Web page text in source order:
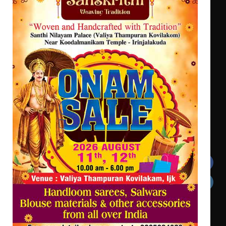
ട്യുണീഷ്യൻ ചിത്രം ” ദി വോയിസ്
ഓഫ് ഹിന്ദ് റജബ് ” ഇരിങ്ങാലക്കുട
ഫിലിം സൊസൈറ്റി ആഗസ്റ്റ് 7
വെള്ളിയാഴ്ച സ്‌ക്രീൻ ചെയ്യുന്നു
Get In Touch
Twitter Facebook
LinkedIn Instagram
YouTube